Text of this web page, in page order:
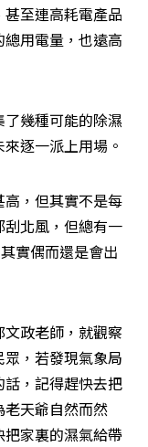
至連高耗電產品
用電量，也遠高
幾種可能的除濕
逐一派上用場。
，但其實不是每
北風，但總有一
實偶而還是會出
政老師，就觀察
，若發現氣象局
，記得趕快去把
天爺自然而然
家裏的濕氣給帶